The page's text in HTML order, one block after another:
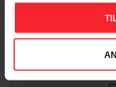
Takpanna Palema 2-
kupig Candor
003983062